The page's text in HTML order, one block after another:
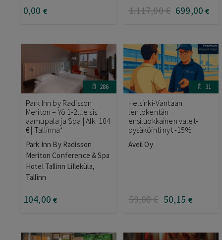
0,00 € 1.117,00€ 699,00 €
286
Park Inn by Radisson
Meriton – Yö 1-2:lle sis.
aamupala ja Spa | Alk. 104
€ | Tallinna*
Park Inn By Radisson
Meriton Conference & Spa
Hotel Tallinn Lilleküla,
Tallinn
104,00 €
31
Helsinki-Vantaan
lentokentän
ensiluokkainen valet-
pysäköinti nyt -15%
Aveil Oy
59,00€ 50,15 €